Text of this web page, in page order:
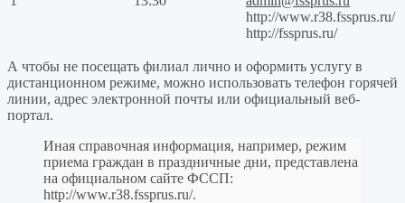
http://www.r38.fssprus.ru/
http://fssprus.ru/
А чтобы не посещать филиал лично и оформить услугу в
дистанционном режиме, можно использовать телефон горячей
линии, адрес электронной почты или официальный веб-
портал.
Иная справочная информация, например, режим
приема граждан в праздничные дни, представлена
на официальном сайте ФССП:
http://www.r38.fssprus.ru/.